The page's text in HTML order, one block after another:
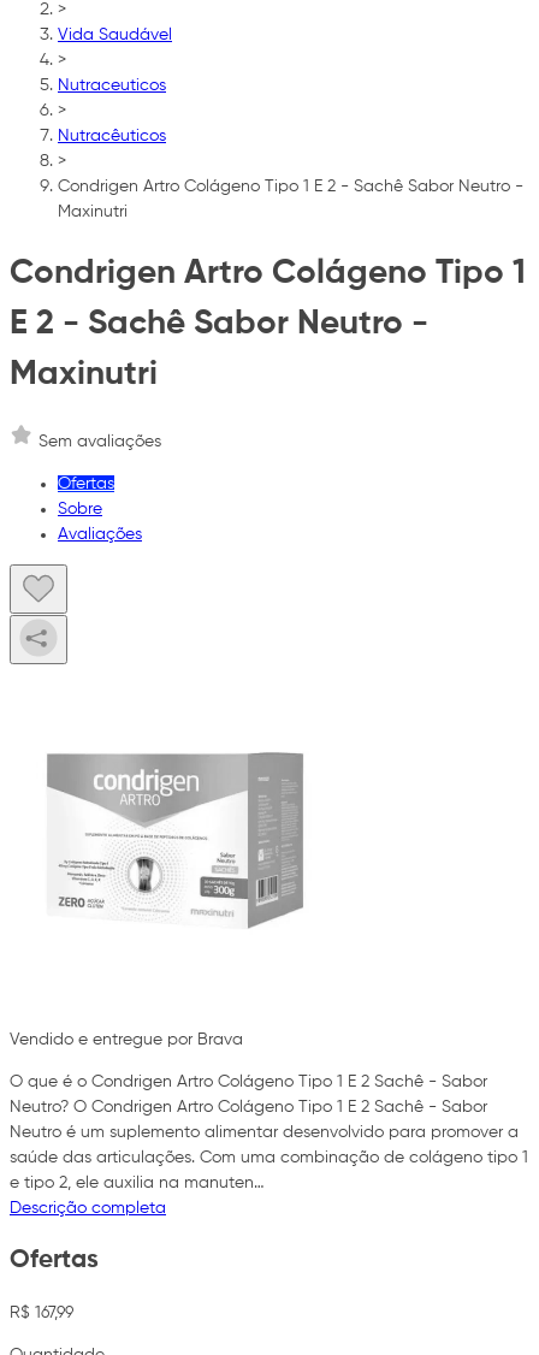
>
Vida Saudável
>
Nutraceuticos
>
Nutracêuticos
>
Condrigen Artro Colágeno Tipo 1 E 2 - Sachê Sabor Neutro -
Maxinutri
Condrigen Artro Colágeno Tipo 1
E 2 - Sachê Sabor Neutro -
Maxinutri
Sem avaliações
Ofertas
Sobre
Avaliações
Vendido e entregue por Brava
O que é o Condrigen Artro Colágeno Tipo 1 E 2 Sachê - Sabor
Neutro? O Condrigen Artro Colágeno Tipo 1 E 2 Sachê - Sabor
Neutro é um suplemento alimentar desenvolvido para promover a
saúde das articulações. Com uma combinação de colágeno tipo 1
e tipo 2, ele auxilia na manuten…
Descrição completa
Ofertas
R$ 167,99